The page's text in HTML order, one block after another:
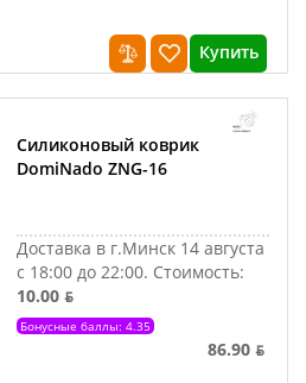
Купить
Силиконовый коврик
DomiNado ZNG-16
Доставка в г.Минск 14 августа
с 18:00 до 22:00. Стоимость:
10.00 ƃ
Бонусные баллы: 4.35
86.90 ƃ